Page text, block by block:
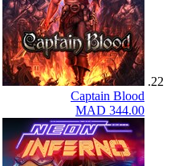
Captain Blood
MAD 344.00